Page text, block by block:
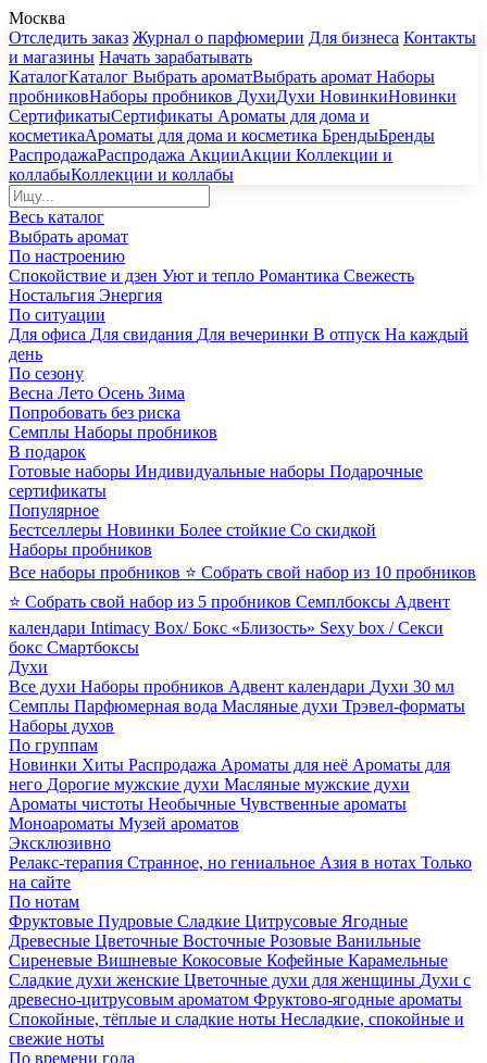
Москва
Отследить заказ Журнал о парфюмерии Для бизнеса Контакты
и магазины Начать зарабатывать
КаталогКаталог Выбрать ароматВыбрать аромат Наборы
пробниковНаборы пробников ДухиДухи НовинкиНовинки
СертификатыСертификаты Ароматы для дома и
косметикаАроматы для дома и косметика БрендыБренды
РаспродажаРаспродажа АкцииАкции Коллекции и
коллабыКоллекции и коллабы
Весь каталог
Выбрать аромат
По настроению
Спокойствие и дзен Уют и тепло Романтика Свежесть
Ностальгия Энергия
По ситуации
Для офиса Для свидания Для вечеринки В отпуск На каждый
день
По сезону
Весна Лето Осень Зима
Попробовать без риска
Семплы Наборы пробников
В подарок
Готовые наборы Индивидуальные наборы Подарочные
сертификаты
Популярное
Бестселлеры Новинки Более стойкие Со скидкой
Наборы пробников
Все наборы пробников ⭐ Собрать свой набор из 10 пробников
⭐ Собрать свой набор из 5 пробников Семплбоксы Адвент
календари Intimacy Box/ Бокс «Близость» Sexy box / Секси
бокс Смартбоксы
Духи
Все духи Наборы пробников Адвент календари Духи 30 мл
Семплы Парфюмерная вода Масляные духи Трэвел-форматы
Наборы духов
По группам
Новинки Хиты Распродажа Ароматы для неё Ароматы для
него Дорогие мужские духи Масляные мужские духи
Ароматы чистоты Необычные Чувственные ароматы
Моноароматы Музей ароматов
Эксклюзивно
Релакс-терапия Странное, но гениальное Азия в нотах Только
на сайте
По нотам
Фруктовые Пудровые Сладкие Цитрусовые Ягодные
Древесные Цветочные Восточные Розовые Ванильные
Сиреневые Вишневые Кокосовые Кофейные Карамельные
Сладкие духи женские Цветочные духи для женщины Духи с
древесно-цитрусовым ароматом Фруктово-ягодные ароматы
Спокойные, тёплые и сладкие ноты Несладкие, спокойные и
свежие ноты
По времени года